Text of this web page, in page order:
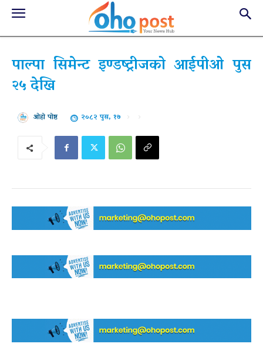
पाल्पा सिमेन्ट इण्डष्ट्रीजको आईपीओ पुस
२५ देखि
ओहो पोष्ट २०८२ पुस, १७